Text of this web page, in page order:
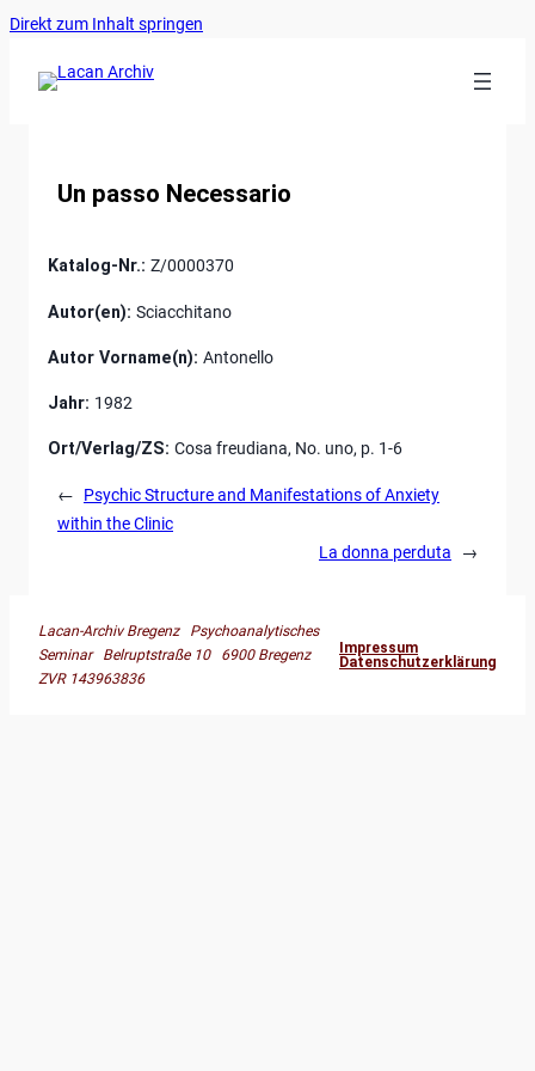
Direkt zum Inhalt springen
Un passo Necessario
Katalog-Nr.: Z/0000370
Autor(en): Sciacchitano
Autor Vorname(n): Antonello
Jahr: 1982
Ort/Verlag/ZS: Cosa freudiana, No. uno, p. 1-6
←
Psychic Structure and Manifestations of Anxiety
within the Clinic
La donna perduta
→
Lacan-Archiv Bregenz Psychoanalytisches
Seminar Belruptstraße 10 6900 Bregenz
ZVR 143963836
Impressum
Datenschutzerklärung